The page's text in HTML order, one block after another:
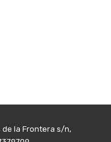
la Frontera s/n,